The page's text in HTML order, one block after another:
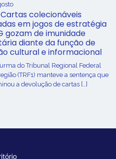
Cartas colecionáveis
em jogos de estratégia
gozam de imunidade
diante da função de
cultural e informacional
do Tribunal Regional Federal
(TRF1) manteve a sentença que
a devolução de cartas […]